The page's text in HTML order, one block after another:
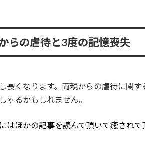
らの虐待と3度の記憶喪失
長くなります。両親からの虐待に関
ゃるかもしれません。
はほかの記事を読んで頂いて癒されて